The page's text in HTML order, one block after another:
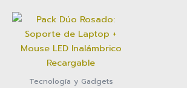
Tecnología y Gadgets